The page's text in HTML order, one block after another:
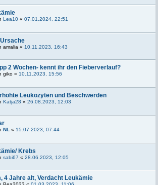
Lea10 « 07.01.2024, 22:51
amalia « 10.11.2023, 16:43
2 Wochen- kennt ihr den Fieberverlauf?
giko « 10.11.2023, 15:56
Leukozyten und Beschwerden
Katja28 « 26.08.2023, 12:03
NL « 15.07.2023, 07:44
Krebs
sabi67 « 28.06.2023, 12:05
4 Jahre alt, Verdacht Leukämie